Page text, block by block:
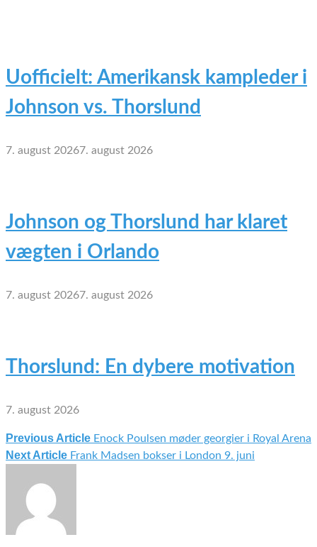
Uofficielt: Amerikansk kampleder i
Johnson vs. Thorslund
7. august 20267. august 2026
Johnson og Thorslund har klaret
vægten i Orlando
7. august 20267. august 2026
Thorslund: En dybere motivation
7. august 2026
Indlægsnavigation
Previous Article Enock Poulsen møder georgier i Royal Arena
Next Article Frank Madsen bokser i London 9. juni